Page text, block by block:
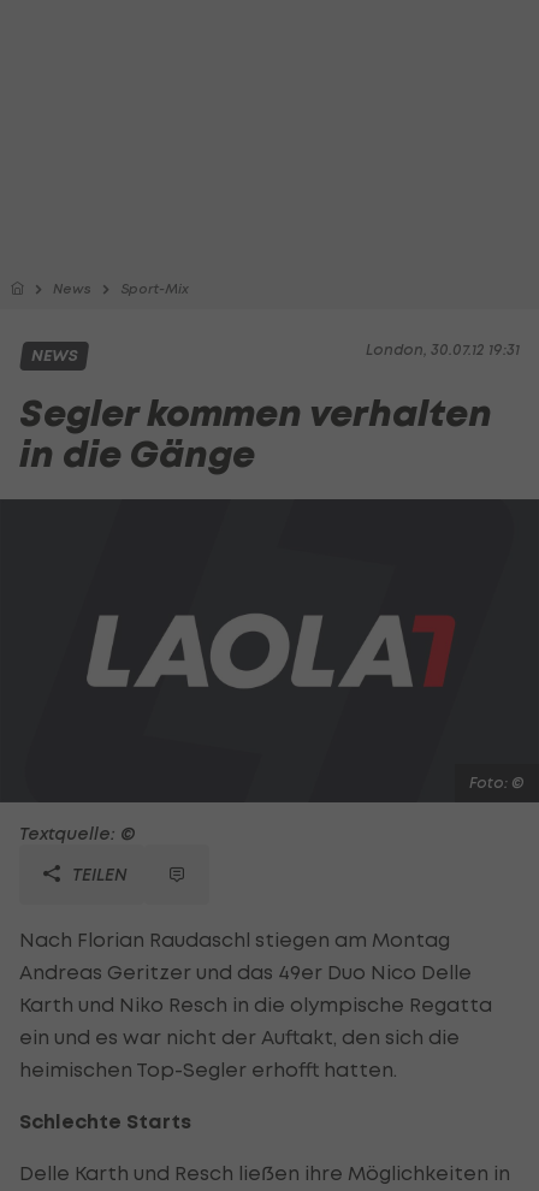
News Sport-Mix
London, 30.07.12 19:31
NEWS
Segler kommen verhalten
in die Gänge
Foto: ©
Textquelle: ©
TEILEN
Nach Florian Raudaschl stiegen am Montag
Andreas Geritzer und das 49er Duo Nico Delle
Karth und Niko Resch in die olympische Regatta
ein und es war nicht der Auftakt, den sich die
heimischen Top-Segler erhofft hatten.
Schlechte Starts
Delle Karth und Resch ließen ihre Möglichkeiten in